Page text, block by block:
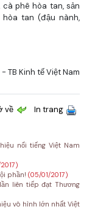
phê hòa tan, sản
tan (đậu nành,
TB Kinh tế Việt Nam
về In trang
nổi tiếng Việt Nam
phần! (05/01/2017)
liên tiếp đạt Thương
vô hình lớn nhất Việt